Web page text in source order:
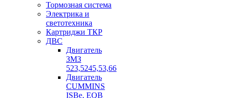
Тормозная система
Электрика и
светотехника
Картриджи ТКР
ДВС
Двигатель
ЗМЗ
523,5245,53,66
Двигатель
CUMMINS
ISBe, EQB